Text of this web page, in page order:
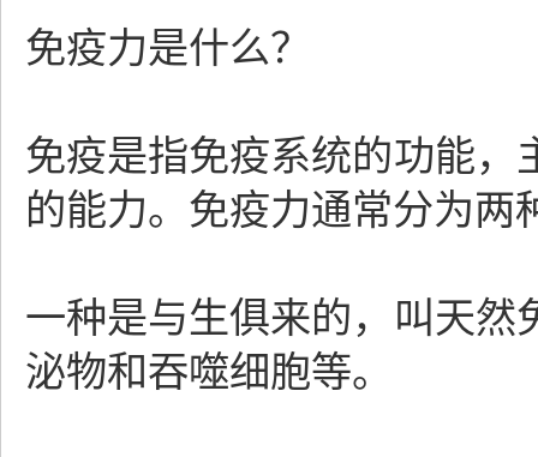
免疫力是什么？
免疫是指免疫系统的功能，
的能力。免疫力通常分为两
一种是与生俱来的，叫天然
泌物和吞噬细胞等。